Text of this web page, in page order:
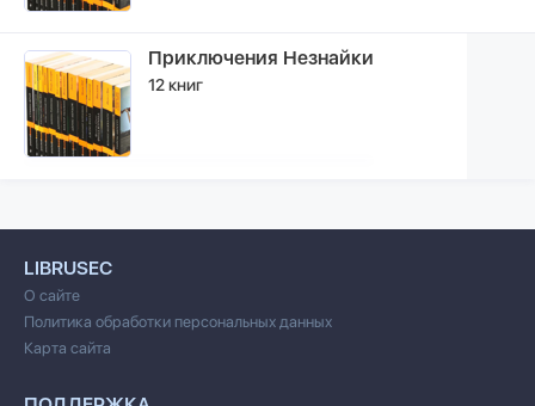
Приключения Незнайки
12 книг
LIBRUSEC
О сайте
Политика обработки персональных данных
Карта сайта